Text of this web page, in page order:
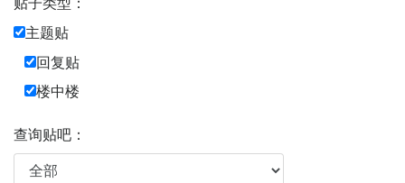
贴子类型：
主题贴
回复贴
楼中楼
查询贴吧：